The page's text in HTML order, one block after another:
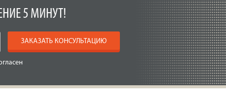
5 МИНУТ!
ЗАКАЗАТЬ КОНСУЛЬТАЦИЮ